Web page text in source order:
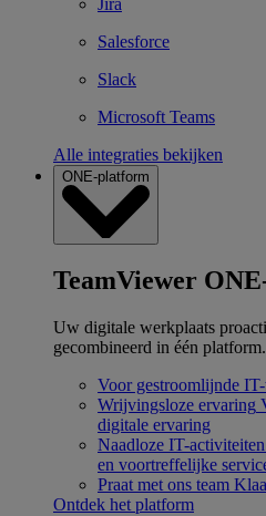
Jira
Salesforce
Slack
Microsoft Teams
Alle integraties bekijken
ONE-platform
TeamViewer
Uw digitale werkplaats
gecombineerd in één platform.
Voor gestroomlijnde IT-
Wrijvingsloze ervaring
digitale ervaring
Naadloze IT-activiteiten
en voortreffelijke
Praat met ons team
Ontdek het platform